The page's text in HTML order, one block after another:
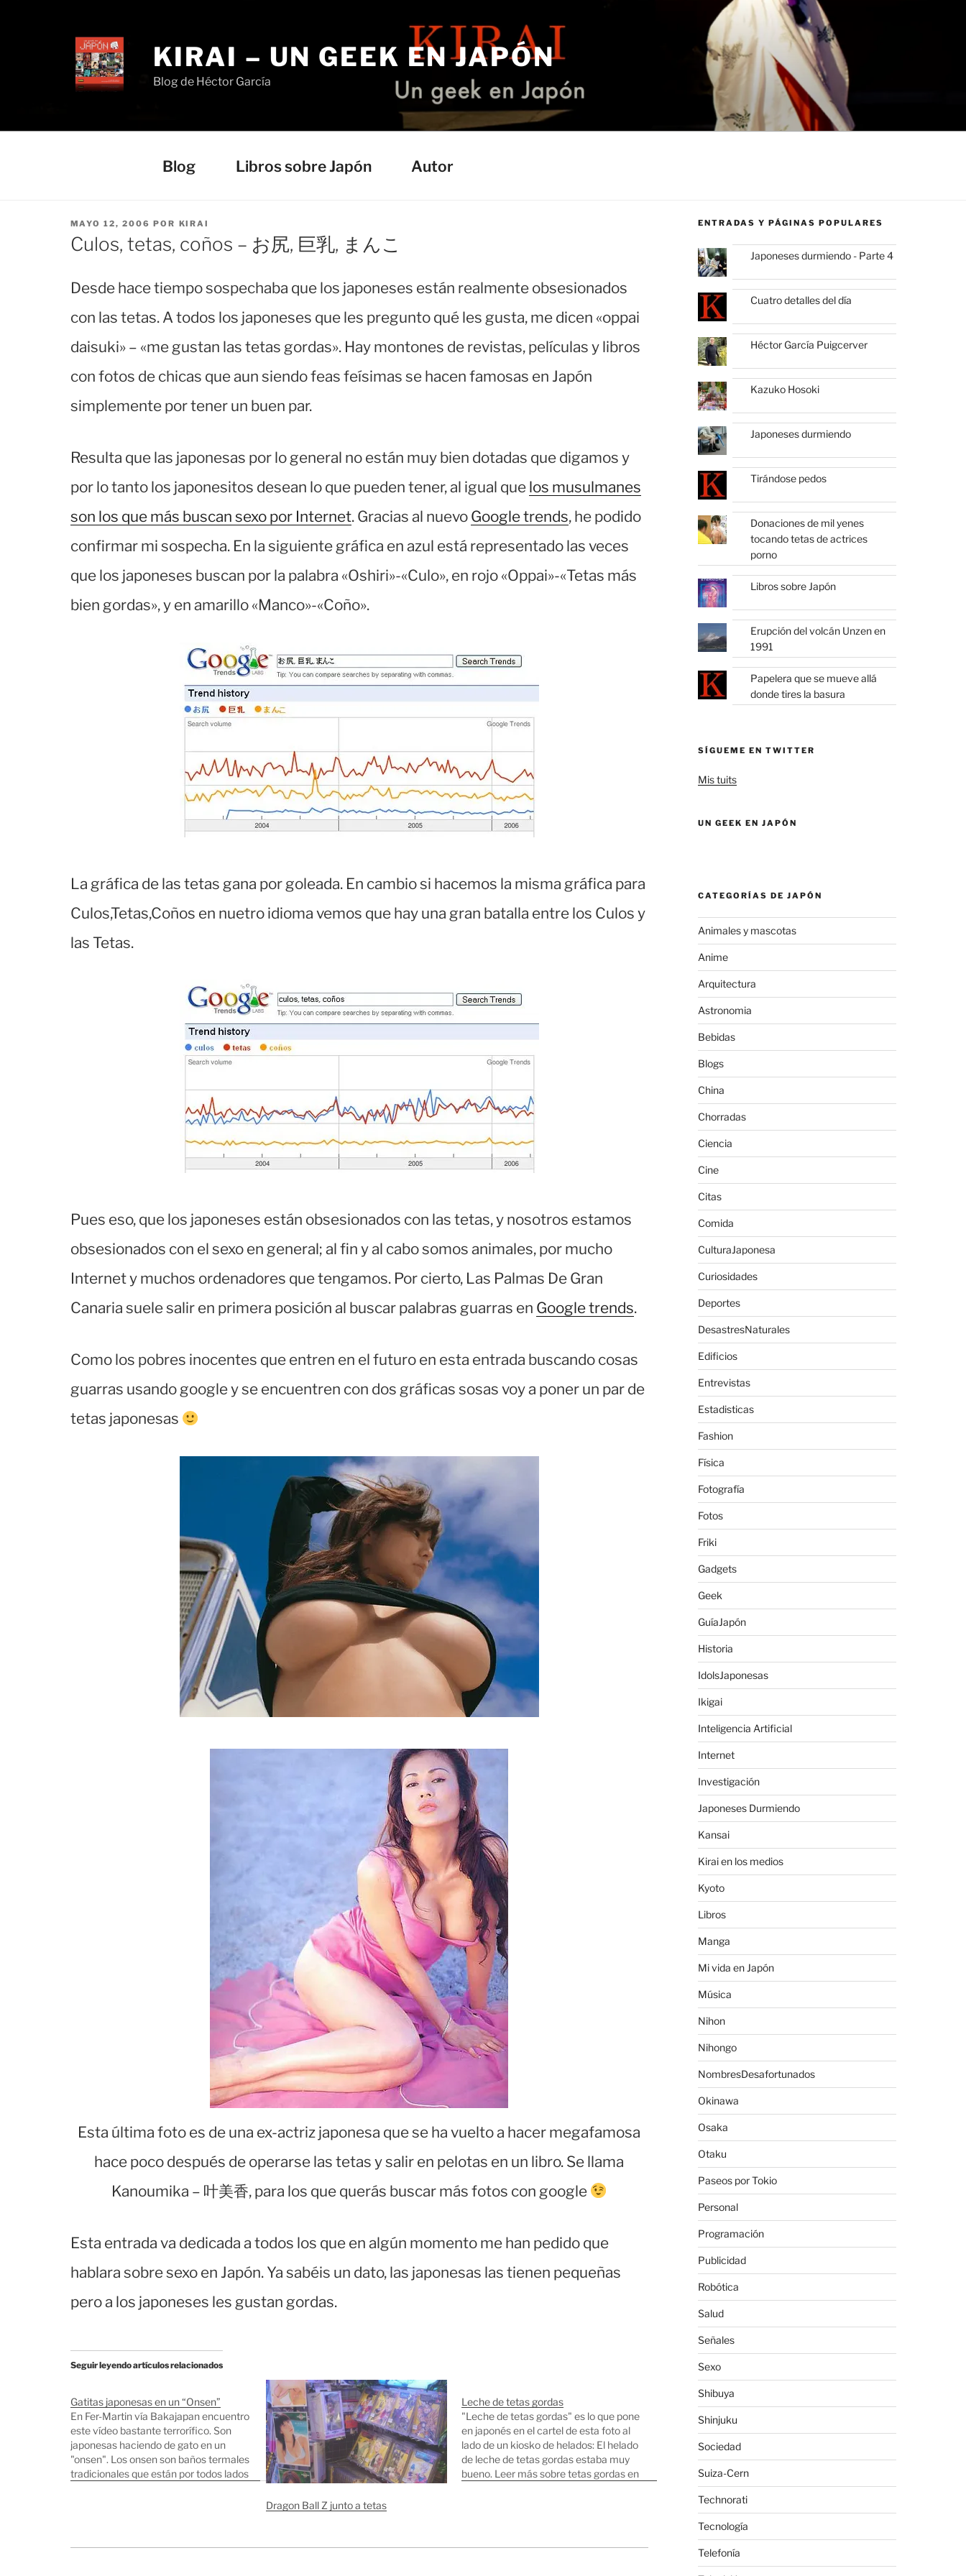
KIRAI – UN GEEK EN JAPÓN
Blog de Héctor García
Blog Libros sobre Japón Autor
PUBLICADO
EL
MAYO 12, 2006 POR KIRAI
Culos, tetas, coños – お尻, 巨乳, まんこ
Desde hace tiempo sospechaba que los japoneses están realmente obsesionados
con las tetas. A todos los japoneses que les pregunto qué les gusta, me dicen «oppai
daisuki» – «me gustan las tetas gordas». Hay montones de revistas, películas y libros
con fotos de chicas que aun siendo feas feísimas se hacen famosas en Japón
simplemente por tener un buen par.
Resulta que las japonesas por lo general no están muy bien dotadas que digamos y
por lo tanto los japonesitos desean lo que pueden tener, al igual que los musulmanes
son los que más buscan sexo por Internet. Gracias al nuevo Google trends, he podido
confirmar mi sospecha. En la siguiente gráfica en azul está representado las veces
que los japoneses buscan por la palabra «Oshiri»-«Culo», en rojo «Oppai»-«Tetas más
bien gordas», y en amarillo «Manco»-«Coño».
La gráfica de las tetas gana por goleada. En cambio si hacemos la misma gráfica para
Culos,Tetas,Coños en nuetro idioma vemos que hay una gran batalla entre los Culos y
las Tetas.
Pues eso, que los japoneses están obsesionados con las tetas, y nosotros estamos
obsesionados con el sexo en general; al fin y al cabo somos animales, por mucho
Internet y muchos ordenadores que tengamos. Por cierto, Las Palmas De Gran
Canaria suele salir en primera posición al buscar palabras guarras en Google trends.
Como los pobres inocentes que entren en el futuro en esta entrada buscando cosas
guarras usando google y se encuentren con dos gráficas sosas voy a poner un par de
tetas japonesas
Esta última foto es de una ex-actriz japonesa que se ha vuelto a hacer megafamosa
hace poco después de operarse las tetas y salir en pelotas en un libro. Se llama
Kanoumika – 叶美香, para los que querás buscar más fotos con google
Esta entrada va dedicada a todos los que en algún momento me han pedido que
hablara sobre sexo en Japón. Ya sabéis un dato, las japonesas las tienen pequeñas
pero a los japoneses les gustan gordas.
Seguir leyendo artículos relacionados
Gatitas japonesas en un “Onsen”
En Fer-Martin vía Bakajapan encuentro
este vídeo bastante terrorífico. Son
japonesas haciendo de gato en un
"onsen". Los onsen son baños termales
tradicionales que están por todos lados
Dragon Ball Z junto a tetas
Leche de tetas gordas
"Leche de tetas gordas" es lo que pone
en japonés en el cartel de esta foto al
lado de un kiosko de helados: El helado
de leche de tetas gordas estaba muy
bueno. Leer más sobre tetas gordas en
ENTRADAS Y PÁGINAS POPULARES
Japoneses durmiendo - Parte 4
Cuatro detalles del día
Héctor García Puigcerver
Kazuko Hosoki
Japoneses durmiendo
Tirándose pedos
Donaciones de mil yenes
tocando tetas de actrices
porno
Libros sobre Japón
Erupción del volcán Unzen en
1991
Papelera que se mueve allá
donde tires la basura
SÍGUEME EN TWITTER
Mis tuits
UN GEEK EN JAPÓN
CATEGORÍAS DE JAPÓN
Animales y mascotas
Anime
Arquitectura
Astronomia
Bebidas
Blogs
China
Chorradas
Ciencia
Cine
Citas
Comida
CulturaJaponesa
Curiosidades
Deportes
DesastresNaturales
Edificios
Entrevistas
Estadisticas
Fashion
Física
Fotografía
Fotos
Friki
Gadgets
Geek
GuíaJapón
Historia
IdolsJaponesas
Ikigai
Inteligencia Artificial
Internet
Investigación
Japoneses Durmiendo
Kansai
Kirai en los medios
Kyoto
Libros
Manga
Mi vida en Japón
Música
Nihon
Nihongo
NombresDesafortunados
Okinawa
Osaka
Otaku
Paseos por Tokio
Personal
Programación
Publicidad
Robótica
Salud
Señales
Sexo
Shibuya
Shinjuku
Sociedad
Suiza-Cern
Technorati
Tecnología
Telefonía